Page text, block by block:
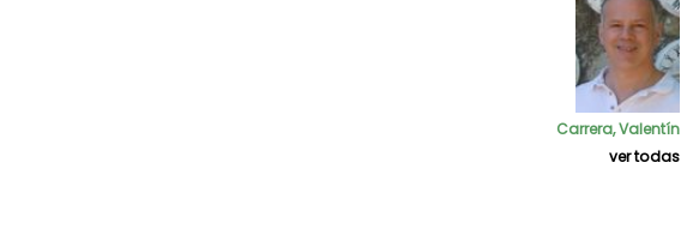
Carrera, Valentín
ver todas